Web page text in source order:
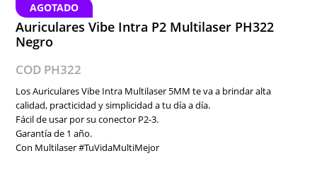
AGOTADO
Auriculares Vibe Intra P2 Multilaser PH322
Negro
COD PH322
Los Auriculares Vibe Intra Multilaser 5MM te va a brindar alta
calidad, practicidad y simplicidad a tu día a día.
Fácil de usar por su conector P2-3.
Garantía de 1 año.
Con Multilaser #TuVidaMultiMejor